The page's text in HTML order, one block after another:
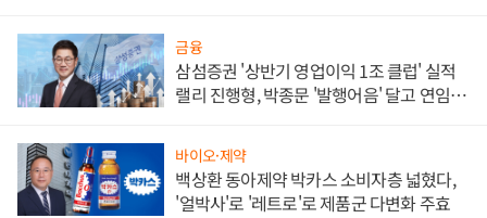
금융
삼섬증권 '상반기 영업이익 1조 클럽' 실적
랠리 진행형, 박종문 '발행어음' 달고 연임 향
바이오·제약
백상환 동아제약 박카스 소비자층 넓혔다,
'얼박사'로 '레트로'로 제품군 다변화 주효